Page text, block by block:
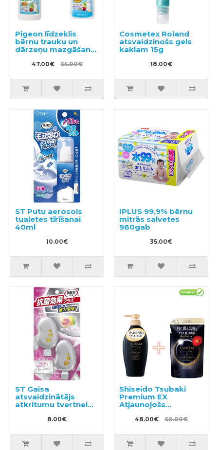
Pigeon līdzeklis
bērnu trauku un
dārzeņu mazgāšanai
ar dozatoru 800ml +
pildviela 1.4l
47.00€ 55.00€
Cosmetex Roland
atsvaidzinošs gels
kaklam 15g
18.00€
ST Putu aerosols
tualetes tīrīšanai
40ml
10.00€
IPLUS 99,9% bērnu
mitrās salvetes
960gab
35.00€
ST Gaisa
atsvaidzinātājs
atkritumu tvertnei
8.00€
Shiseido Tsubaki
Premium EX
Atjaunojošs
kondicionieris-
maska ​​bojātiem
pildviela 300ml
48.00€ 50.00€